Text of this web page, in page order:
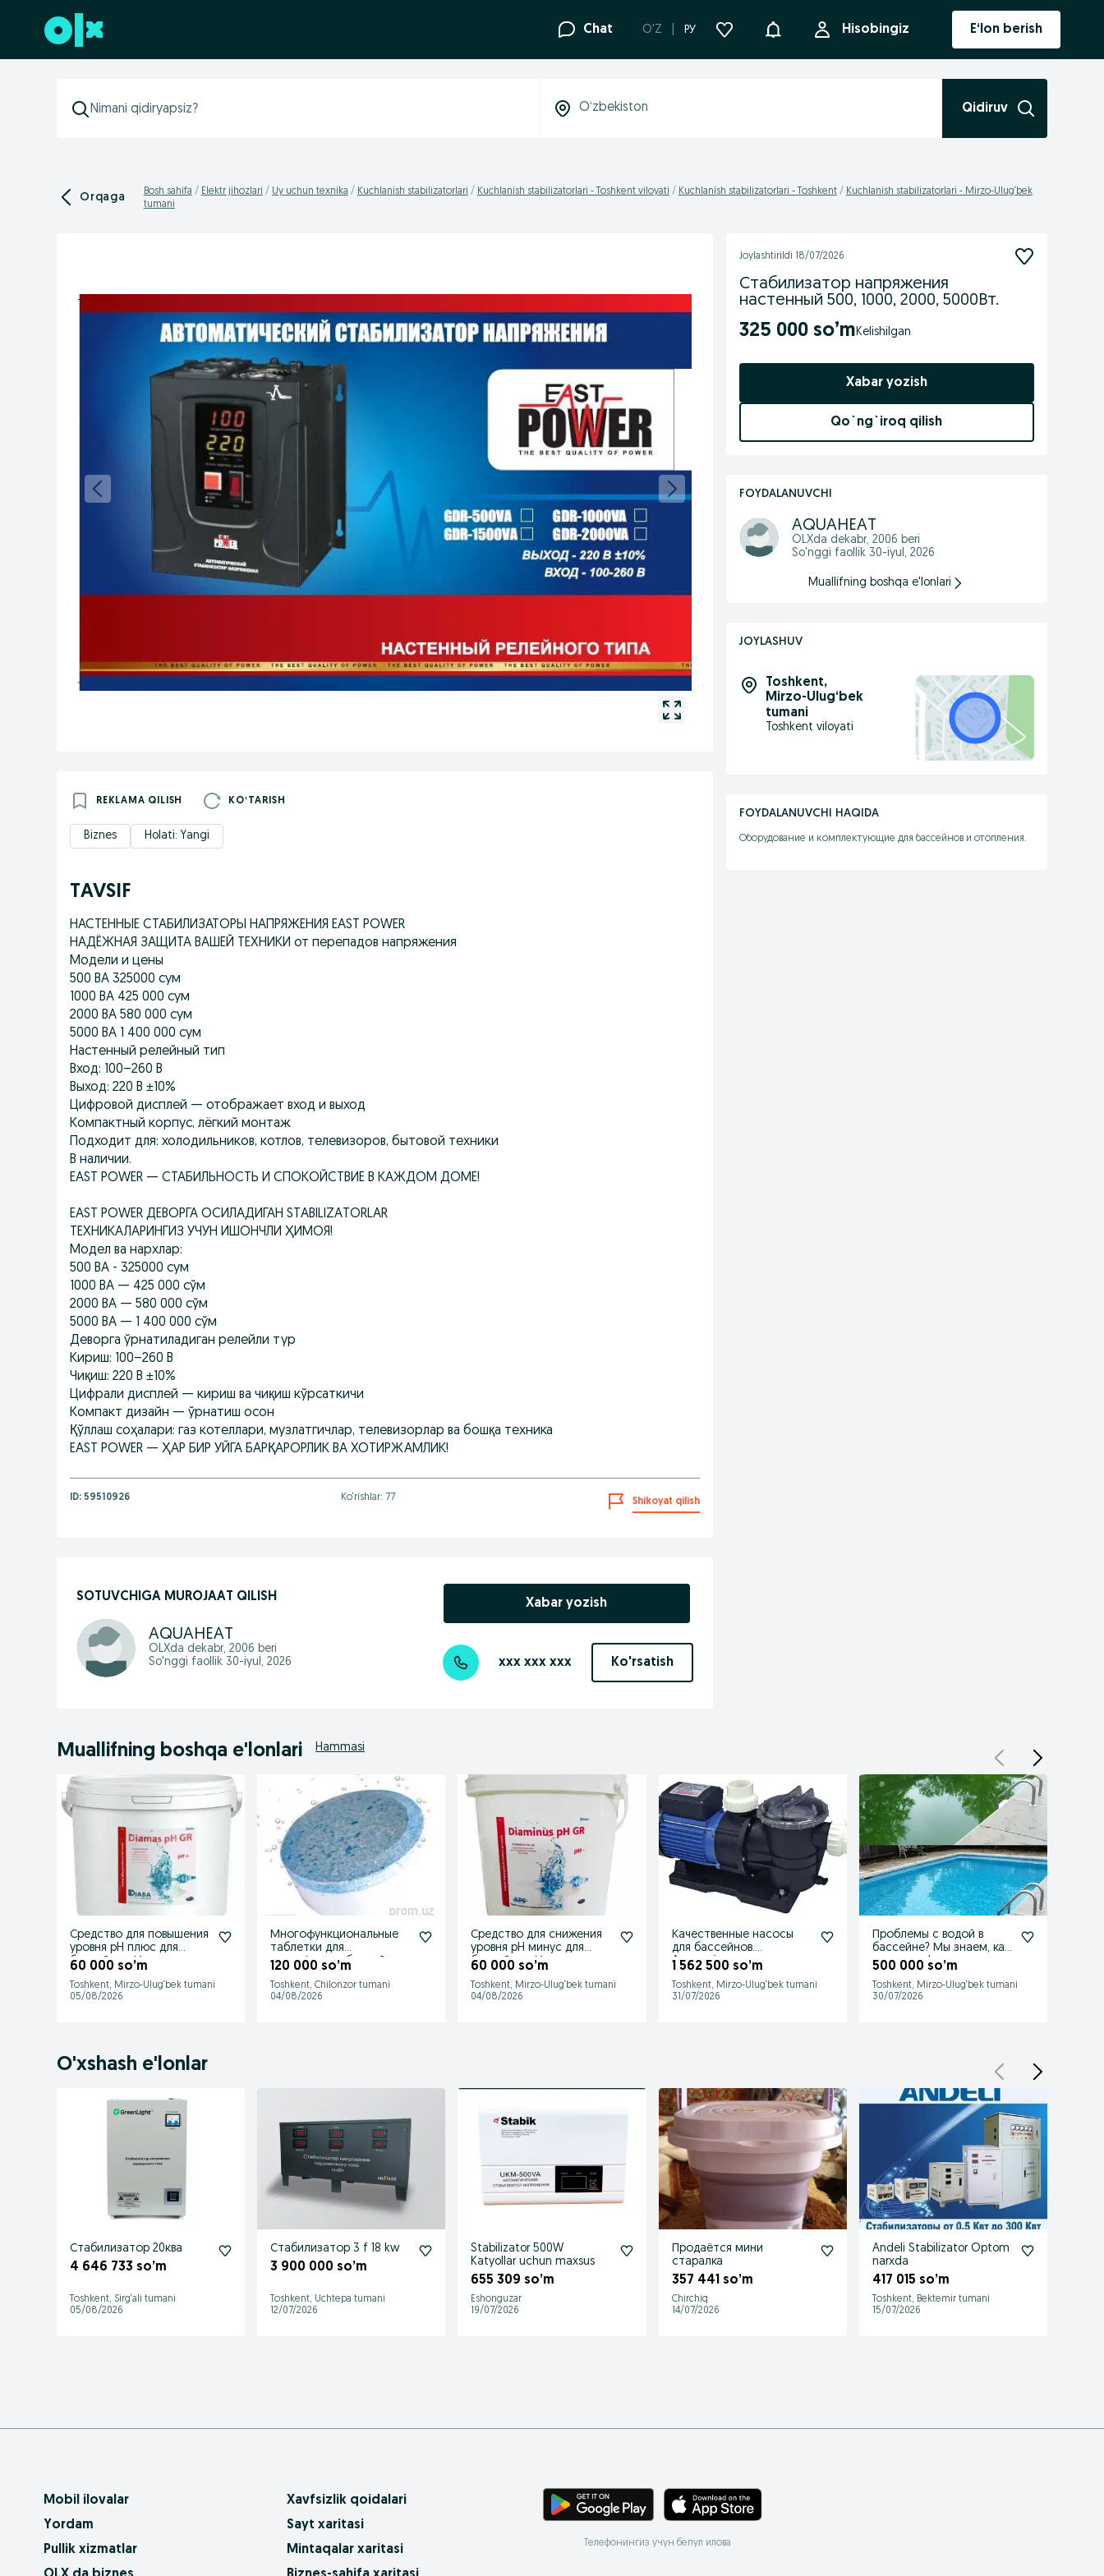
Futerga oʻtish Chat O'Z РУ Bildirishnoma Hisobingiz E‘lon berish
Qidiruv
Orqaga Bosh sahifa Elektr jihozlari Uy uchun texnika Kuchlanish stabilizatorlari Kuchlanish stabilizatorlari - Toshkent viloyati Kuchlanish stabilizatorlari - Toshkent
Kuchlanish stabilizatorlari - Mirzo-Ulug‘bek
tumani
REKLAMA QILISH KOʻTARISH
Biznes Holati: Yangi
TAVSIF
НАСТЕННЫЕ СТАБИЛИЗАТОРЫ НАПРЯЖЕНИЯ EAST POWER
НАДЁЖНАЯ ЗАЩИТА ВАШЕЙ ТЕХНИКИ от перепадов напряжения
Модели и цены
500 ВА 325000 сум
1000 ВА 425 000 сум
2000 ВА 580 000 сум
5000 ВА 1 400 000 сум
Настенный релейный тип
Вход: 100–260 В
Выход: 220 В ±10%
Цифровой дисплей — отображает вход и выход
Компактный корпус, лёгкий монтаж
Подходит для: холодильников, котлов, телевизоров, бытовой техники
В наличии.
EAST POWER — СТАБИЛЬНОСТЬ И СПОКОЙСТВИЕ В КАЖДОМ ДОМЕ!
EAST POWER ДЕВОРГА ОСИЛАДИГАН STABILIZATORLAR
ТЕХНИКАЛАРИНГИЗ УЧУН ИШОНЧЛИ ҲИМОЯ!
Модел ва нархлар:
500 ВА - 325000 сум
1000 ВА — 425 000 сўм
2000 ВА — 580 000 сўм
5000 ВА — 1 400 000 сўм
Деворга ўрнатиладиган релейли тур
Кириш: 100–260 В
Чиқиш: 220 В ±10%
Цифрали дисплей — кириш ва чиқиш кўрсаткичи
Компакт дизайн — ўрнатиш осон
Қўллаш соҳалари: газ котеллари, музлатгичлар, телевизорлар ва бошқа техника
EAST POWER — ҲАР БИР УЙГА БАРҚАРОРЛИК ВА ХОТИРЖАМЛИК!
ID: 59510926 Ko‘rishlar: 77 Shikoyat qilish
SOTUVCHIGA MUROJAAT QILISH
AQUAHEAT
OLXda dekabr, 2006 beri
So'nggi faollik 30-iyul, 2026
Xabar yozish
xxx xxx xxx Ko'rsatish
Joylashtirildi 18/07/2026
Стабилизатор напряжения
настенный 500, 1000, 2000, 5000Вт.
325 000 so’m
Xabar yozish
Qo`ng`iroq qilish
FOYDALANUVCHI
AQUAHEAT
OLXda dekabr, 2006 beri
So'nggi faollik 30-iyul, 2026
Muallifning boshqa e'lonlari
JOYLASHUV
Toshkent,
Mirzo-Ulug‘bek
tumani
Toshkent viloyati
FOYDALANUVCHI HAQIDA
Оборудование и комплектующие для бассейнов и отопления.
Muallifning boshqa e'lonlari Hammasi
Средство для повышения
уровня pH плюс для
бассейнов. Испания.
60 000 so’m
Toshkent, Mirzo-Ulug‘bek tumani
05/08/2026
Многофункциональные
таблетки для
дезинфекции бассейнов
120 000 so’m
Toshkent, Chilonzor tumani
04/08/2026
Средство для снижения
уровня pH минус для
бассейнов. Испания.
60 000 so’m
Toshkent, Mirzo-Ulug‘bek tumani
04/08/2026
Качественные насосы
для бассейнов.
Aquaswim.
1 562 500 so’m
Toshkent, Mirzo-Ulug‘bek tumani
31/07/2026
Проблемы с водой в
бассейне? Мы знаем, как
их решить!
500 000 so’m
Toshkent, Mirzo-Ulug‘bek tumani
30/07/2026
O'xshash e'lonlar
Стабилизатор 20ква
4 646 733 so’m
Toshkent, Sirg‘ali tumani
05/08/2026
Стабилизатор 3 f 18 kw
3 900 000 so’m
Toshkent, Uchtepa tumani
12/07/2026
Stabilizator 500W
Katyollar uchun maxsus
655 309 so’m
Eshonguzar
19/07/2026
Продаётся мини
старалка
357 441 so’m
Chirchiq
14/07/2026
Andeli Stabilizator Optom
narxda
417 015 so’m
Toshkent, Bektemir tumani
15/07/2026
Mobil ilovalar
Yordam
Pullik xizmatlar
Xavfsizlik qoidalari
Sayt xaritasi
Mintaqalar xaritasi
Телефонингиз учун бепул илова